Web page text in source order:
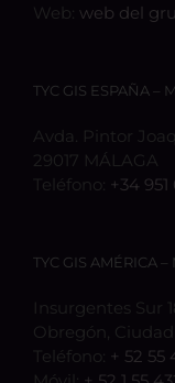
Web: web del
TYC GIS ESPAÑA –
Avda. Pintor
29017 MÁLAGA
Teléfono: +34 951
TYC GIS AMÉRICA –
Insurgentes Sur
Obregón, Ciudad
Teléfono: + 52 55